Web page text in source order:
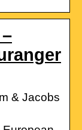
& Jacobs